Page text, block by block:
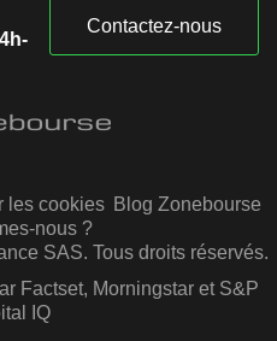
Contactez-nous
les cookies Blog Zonebourse
nous ?
SAS. Tous droits réservés.
Factset, Morningstar et S&P
IQ